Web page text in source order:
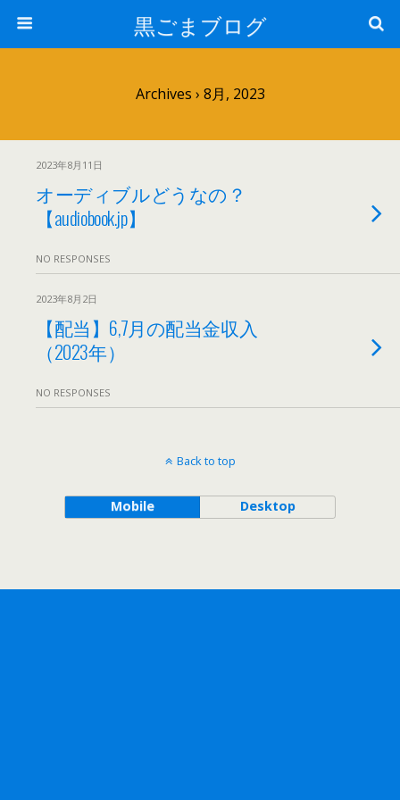
黒ごまブログ
Archives › 8月, 2023
2023年8月11日
オーディブルどうなの？
【audiobook.jp】
NO RESPONSES
2023年8月2日
【配当】6,7月の配当金収入
（2023年）
NO RESPONSES
Back to top
Mobile Desktop